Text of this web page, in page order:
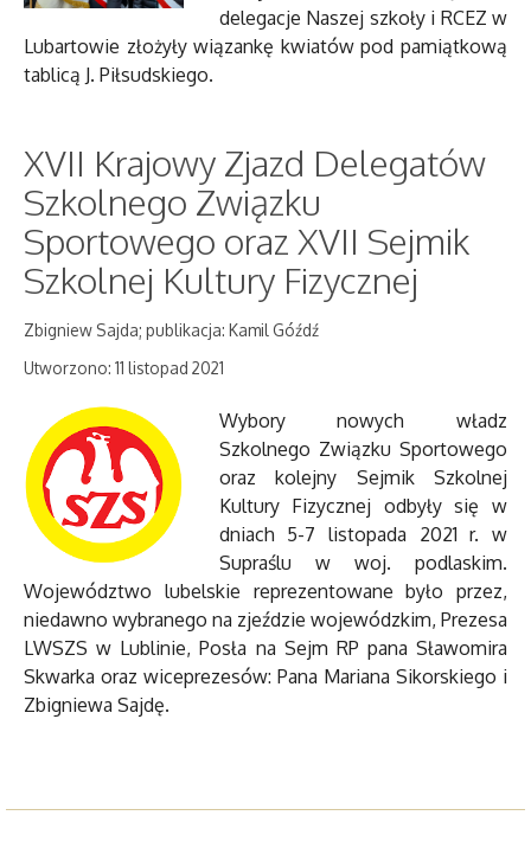
delegacje Naszej szkoły i RCEZ w
Lubartowie złożyły wiązankę kwiatów pod pamiątkową
tablicą J. Piłsudskiego.
XVII Krajowy Zjazd Delegatów
Szkolnego Związku
Sportowego oraz XVII Sejmik
Szkolnej Kultury Fizycznej
Zbigniew Sajda; publikacja: Kamil Góźdź
Utworzono: 11 listopad 2021
Wybory nowych władz
Szkolnego Związku Sportowego
oraz kolejny Sejmik Szkolnej
Kultury Fizycznej odbyły się w
dniach 5-7 listopada 2021 r. w
Supraślu w woj. podlaskim.
Województwo lubelskie reprezentowane było przez,
niedawno wybranego na zjeździe wojewódzkim, Prezesa
LWSZS w Lublinie, Posła na Sejm RP pana Sławomira
Skwarka oraz wiceprezesów: Pana Mariana Sikorskiego i
Zbigniewa Sajdę.